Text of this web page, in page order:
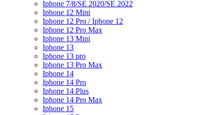
Iphone 7/8/SE 2020/SE 2022
Iphone 12 Mini
Iphone 12 Pro / Iphone 12
Iphone 12 Pro Max
Iphone 13 Mini
Iphone 13
Iphone 13 pro
Iphone 13 Pro Max
Iphone 14
Iphone 14 Pro
Iphone 14 Plus
Iphone 14 Pro Max
Iphone 15